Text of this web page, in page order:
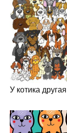
У котика